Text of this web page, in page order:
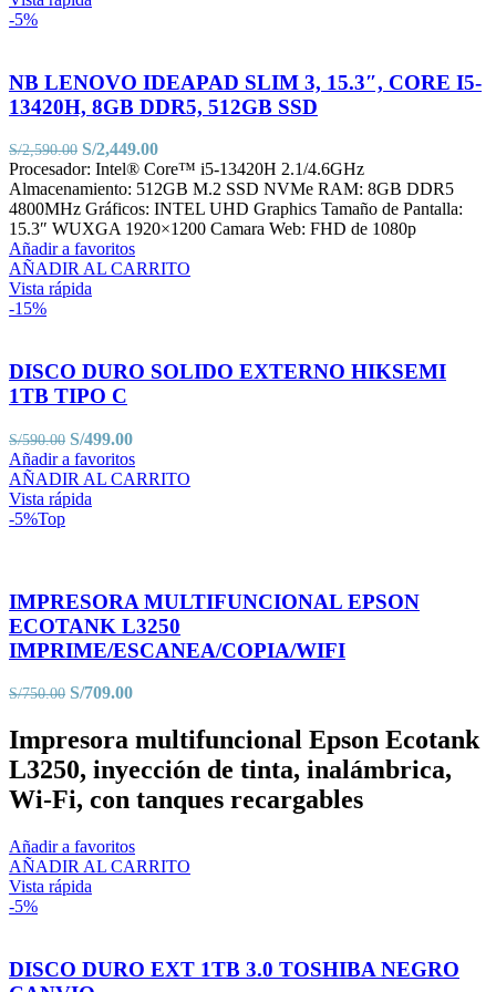
-5%
NB LENOVO IDEAPAD SLIM 3, 15.3″, CORE I5-
13420H, 8GB DDR5, 512GB SSD
S/2,590.00 El
precio
original
era:
S/2,590.00.
S/2,449.00El
precio
actual
es:
S/2,449.00.
Procesador: Intel® Core™ i5-13420H 2.1/4.6GHz
Almacenamiento: 512GB M.2 SSD NVMe RAM: 8GB DDR5
4800MHz Gráficos: INTEL UHD Graphics Tamaño de Pantalla:
15.3″ WUXGA 1920×1200 Camara Web: FHD de 1080p
Añadir a favoritos
AÑADIR AL CARRITO
Vista rápida
-15%
DISCO DURO SOLIDO EXTERNO HIKSEMI
1TB TIPO C
S/590.00 El
precio
original
era:
S/499.00El
precio
actual
Añadir a favoritos
AÑADIR AL CARRITO
Vista rápida
-5%Top
IMPRESORA MULTIFUNCIONAL EPSON
ECOTANK L3250
IMPRIME/ESCANEA/COPIA/WIFI
S/750.00 El
era:
S/750.00.
S/709.00El
actual
es:
S/709.00.
Impresora multifuncional Epson Ecotank
L3250, inyección de tinta, inalámbrica,
Wi-Fi, con tanques recargables
Añadir a favoritos
AÑADIR AL CARRITO
Vista rápida
-5%
DISCO DURO EXT 1TB 3.0 TOSHIBA NEGRO